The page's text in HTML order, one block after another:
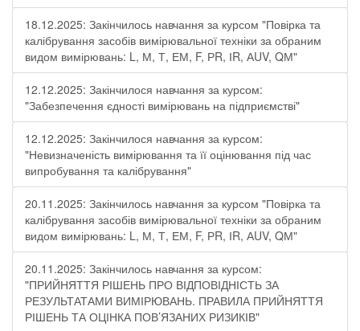
18.12.2025: Закінчилось навчання за курсом "Повірка та
калібрування засобів вимірювальної техніки за обраним
видом вимірювань: L, М, Т, ЕМ, F, РR, ІR, АUV, QМ"
12.12.2025: Закінчилося навчання за курсом:
"Забезпечення єдності вимірювань на підприємстві"
12.12.2025: Закінчилося навчання за курсом:
"Невизначеність вимірювання та її оцінювання під час
випробування та калібрування"
20.11.2025: Закінчилось навчання за курсом "Повірка та
калібрування засобів вимірювальної техніки за обраним
видом вимірювань: L, М, Т, ЕМ, F, РR, ІR, АUV, QМ"
20.11.2025: Закінчилось навчання за курсом:
"ПРИЙНЯТТЯ РІШЕНЬ ПРО ВІДПОВІДНІСТЬ ЗА
РЕЗУЛЬТАТАМИ ВИМІРЮВАНЬ. ПРАВИЛА ПРИЙНЯТТЯ
РІШЕНЬ ТА ОЦІНКА ПОВ’ЯЗАНИХ РИЗИКІВ"